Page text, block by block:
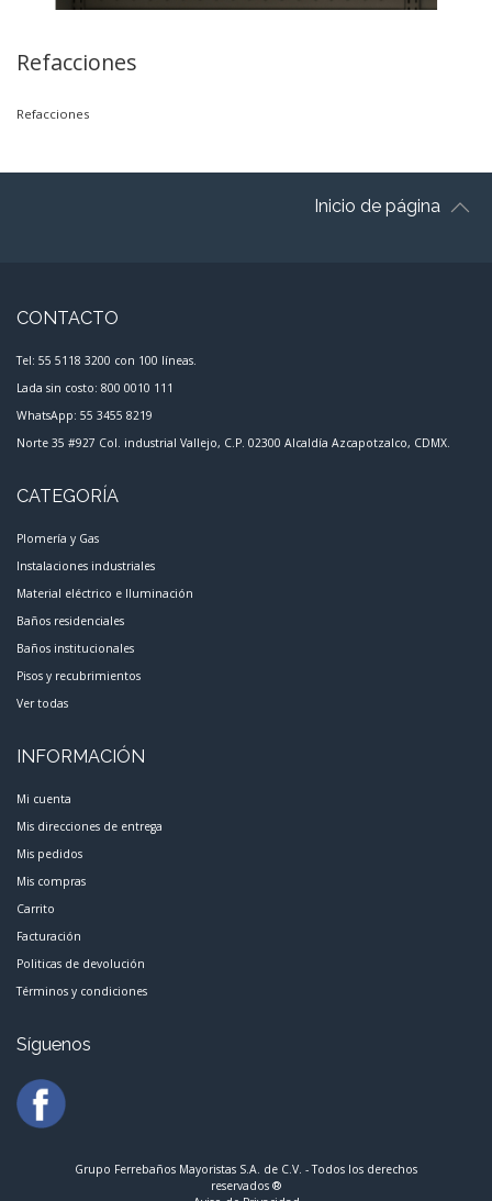
Refacciones
Refacciones
Inicio de página
CONTACTO
Tel: 55 5118 3200 con 100 líneas.
Lada sin costo: 800 0010 111
WhatsApp: 55 3455 8219
Norte 35 #927 Col. industrial Vallejo, C.P. 02300 Alcaldía Azcapotzalco, CDMX.
CATEGORÍA
Plomería y Gas
Instalaciones industriales
Material eléctrico e Iluminación
Baños residenciales
Baños institucionales
Pisos y recubrimientos
Ver todas
INFORMACIÓN
Mi cuenta
Mis direcciones de entrega
Mis pedidos
Mis compras
Carrito
Facturación
Politicas de devolución
Términos y condiciones
Síguenos
Grupo Ferrebaños Mayoristas S.A. de C.V. - Todos los derechos
reservados ®